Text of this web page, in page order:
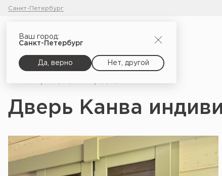
Санкт-Петербург
Ваш город:
Санкт-Петербург
Да, верно Нет, другой
Дверь Канва